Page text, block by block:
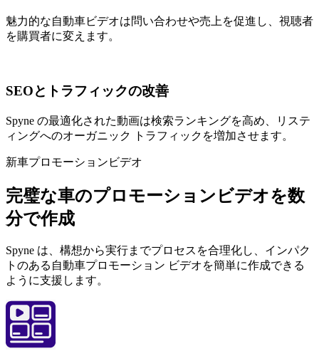
魅力的な自動車ビデオは問い合わせや売上を促進し、視聴者
を購買者に変えます。